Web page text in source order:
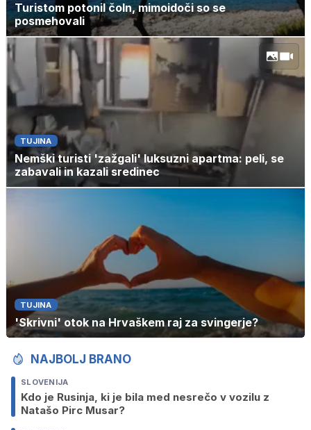
Turistom potonil čoln, mimoidoči so se
posmehovali
TUJINA
Nemški turisti 'zažgali' luksuzni apartma: peli, se
zabavali in kazali sredinec
TUJINA
'Skrivni' otok na Hrvaškem raj za svingerje?
NAJBOLJ BRANO
SLOVENIJA
Kdo je Rusinja, ki je bila med nesrečo v vozilu z
Natašo Pirc Musar?